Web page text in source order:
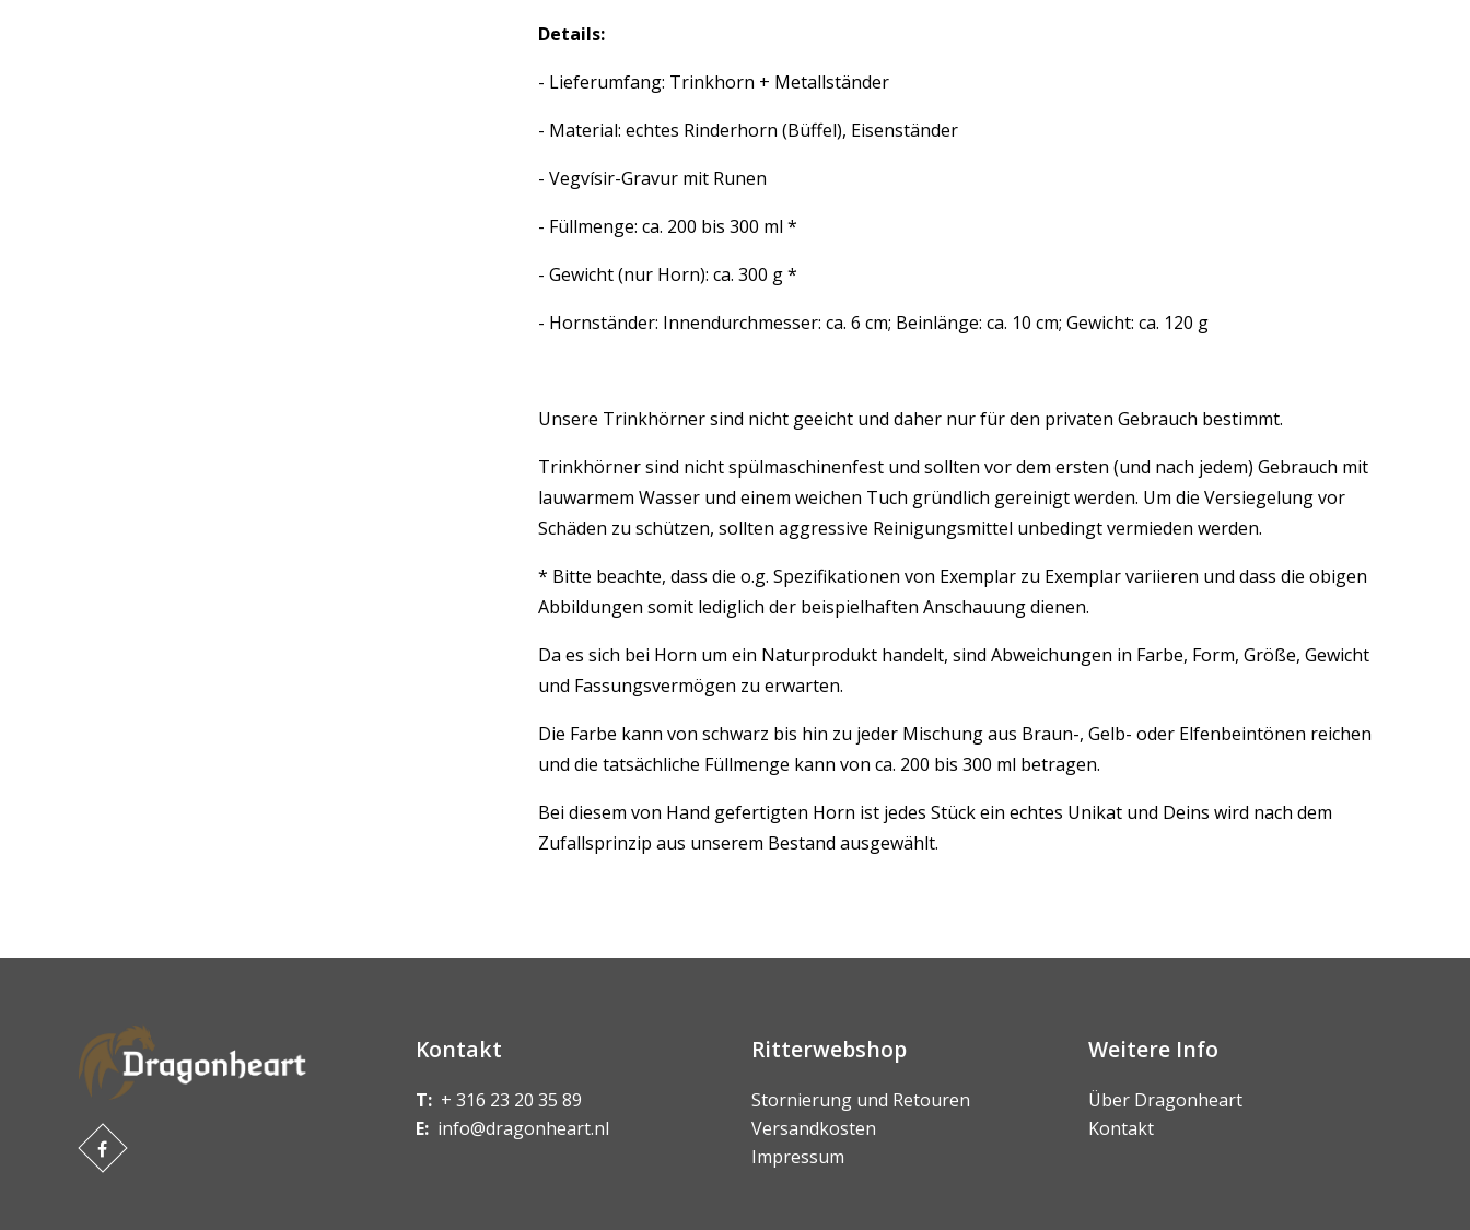
Details:
- Lieferumfang: Trinkhorn + Metallständer
- Material: echtes Rinderhorn (Büffel), Eisenständer
- Vegvísir-Gravur mit Runen
- Füllmenge: ca. 200 bis 300 ml *
- Gewicht (nur Horn): ca. 300 g *
- Hornständer: Innendurchmesser: ca. 6 cm; Beinlänge: ca. 10 cm; Gewicht: ca. 120 g
Unsere Trinkhörner sind nicht geeicht und daher nur für den privaten Gebrauch bestimmt.
Trinkhörner sind nicht spülmaschinenfest und sollten vor dem ersten (und nach jedem) Gebrauch mit
lauwarmem Wasser und einem weichen Tuch gründlich gereinigt werden. Um die Versiegelung vor
Schäden zu schützen, sollten aggressive Reinigungsmittel unbedingt vermieden werden.
* Bitte beachte, dass die o.g. Spezifikationen von Exemplar zu Exemplar variieren und dass die obigen
Abbildungen somit lediglich der beispielhaften Anschauung dienen.
Da es sich bei Horn um ein Naturprodukt handelt, sind Abweichungen in Farbe, Form, Größe, Gewicht
und Fassungsvermögen zu erwarten.
Die Farbe kann von schwarz bis hin zu jeder Mischung aus Braun-, Gelb- oder Elfenbeintönen reichen
und die tatsächliche Füllmenge kann von ca. 200 bis 300 ml betragen.
Bei diesem von Hand gefertigten Horn ist jedes Stück ein echtes Unikat und Deins wird nach dem
Zufallsprinzip aus unserem Bestand ausgewählt.
Kontakt
T: + 316 23 20 35 89
E: info@dragonheart.nl
Ritterwebshop
Stornierung und Retouren
Versandkosten
Impressum
Weitere Info
Über Dragonheart
Kontakt